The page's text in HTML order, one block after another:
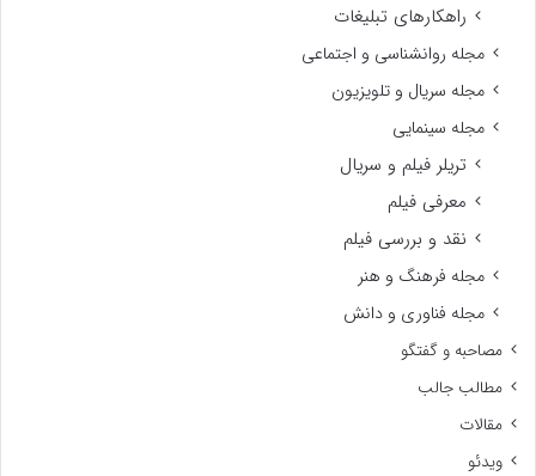
راهکارهای تبلیغات
مجله روانشناسی و اجتماعی
مجله سریال و تلویزیون
مجله سینمایی
تریلر فیلم و سریال
معرفی فیلم
نقد و بررسی فیلم
مجله فرهنگ و هنر
مجله فناوری و دانش
مصاحبه و گفتگو
مطالب جالب
مقالات
ویدئو